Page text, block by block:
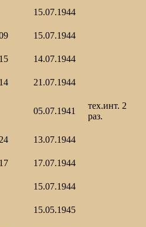
15.07.1944
15.07.1944
14.07.1944
21.07.1944
05.07.1941
тех.инт. 2
раз.
13.07.1944
17.07.1944
15.07.1944
15.05.1945